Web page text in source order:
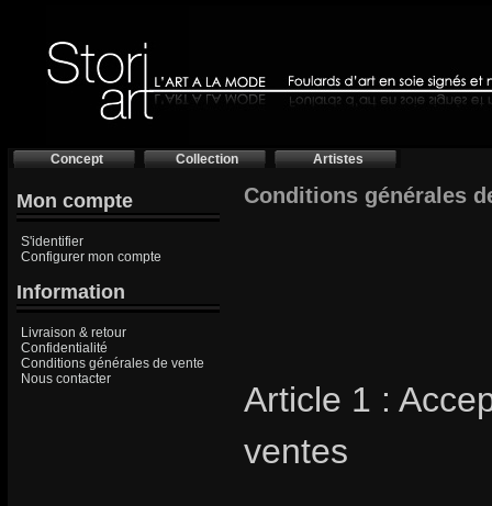
Concept Collection Artistes
Mon compte
S'identifier
Configurer mon compte
Information
Livraison & retour
Confidentialité
Conditions générales de vente
Nous contacter
Conditions générales
Article 1 :
ventes